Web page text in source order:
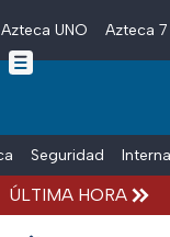
Skip to main content
Azteca UNO Azteca 7
Seguridad
ÚLTIMA HORA